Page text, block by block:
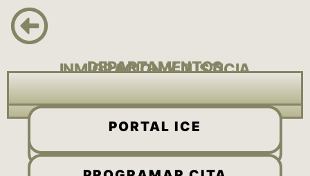
DEPARTAMENTOS
INMIGRACION Y JUSTICIA
PORTAL ICE